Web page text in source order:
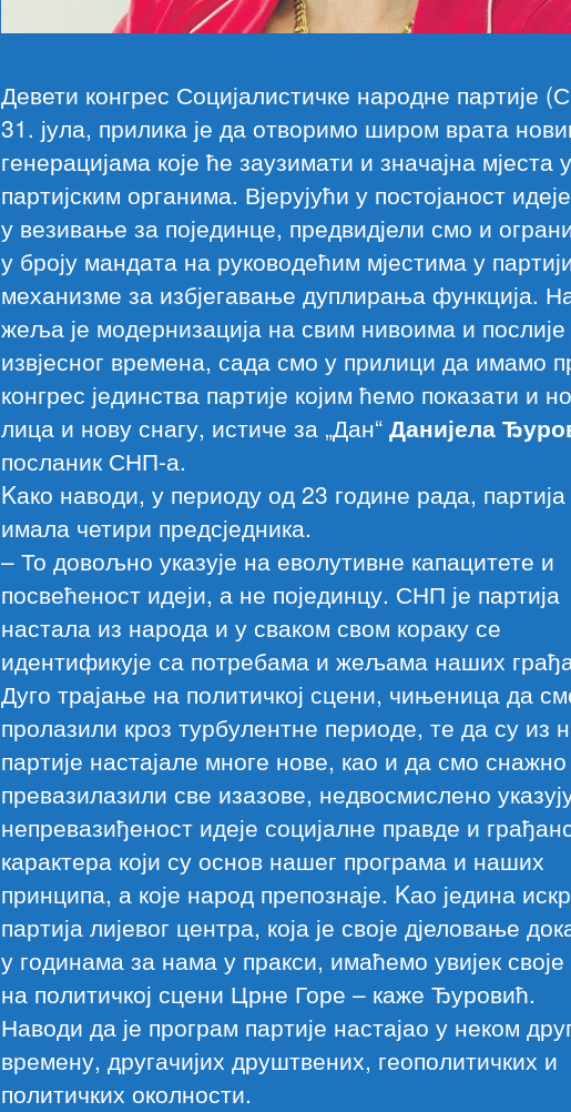
Девети конгрес Социјалистичке народне партије
31. јула, прилика је да отворимо широм врата
генерацијама које ће заузимати и значајна мјеста у
партијским органима. Вјерујући у постојаност
у везивање за појединце, предвидјели смо и
у броју мандата на руководећим мјестима у
механизме за избјегавање дуплирања функција.
жеља је модернизација на свим нивоима и послије
извјесног времена, сада смо у прилици да имамо
конгрес јединства партије којим ћемо показати и
лица и нову снагу, истиче за „Дан“ Данијела
посланик СНП-а.
Kако наводи, у периоду од 23 године рада, партија
имала четири предсједника.
– То довољно указује на еволутивне капацитете и
посвећеност идеји, а не појединцу. СНП је партија
настала из народа и у сваком свом кораку се
идентификује са потребама и жељама наших
Дуго трајање на политичкој сцени, чињеница да
пролазили кроз турбулентне периоде, те да су из
партије настајале многе нове, као и да смо снажно
превазилазили све изазове, недвосмислено
непревазиђеност идеје социјалне правде и
карактера који су основ нашег програма и наших
принципа, а које народ препознаје. Kао једина
партија лијевог центра, која је своје дјеловање
у годинама за нама у пракси, имаћемо увијек своје
на политичкој сцени Црне Горе – каже Ђуровић.
Наводи да је програм партије настајао у неком
времену, другачијих друштвених, геополитичких и
политичких околности.